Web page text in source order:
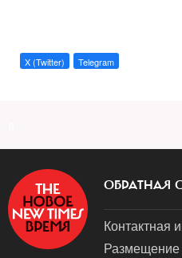
X (Twitter) Telegram
ОБРАТНАЯ
Контактная